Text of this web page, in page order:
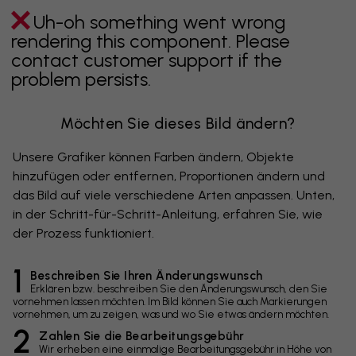
Uh-oh something went wrong
rendering this component. Please
contact customer support if the
problem persists.
Möchten Sie dieses Bild ändern?
Unsere Grafiker können Farben ändern, Objekte
hinzufügen oder entfernen, Proportionen ändern und
das Bild auf viele verschiedene Arten anpassen. Unten,
in der Schritt-für-Schritt-Anleitung, erfahren Sie, wie
der Prozess funktioniert.
1 Beschreiben Sie Ihren Änderungswunsch
Erklären bzw. beschreiben Sie den Änderungswunsch, den Sie
vornehmen lassen möchten. Im Bild können Sie auch Markierungen
vornehmen, um zu zeigen, was und wo Sie etwas ändern möchten.
2 Zahlen Sie die Bearbeitungsgebühr
Wir erheben eine einmalige Bearbeitungsgebühr in Höhe von